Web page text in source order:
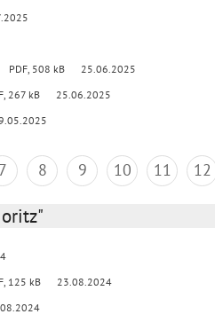
PDF, 508 kB 25.06.2025
267 kB 25.06.2025
7 8 9 10 11 12
125 kB 23.08.2024